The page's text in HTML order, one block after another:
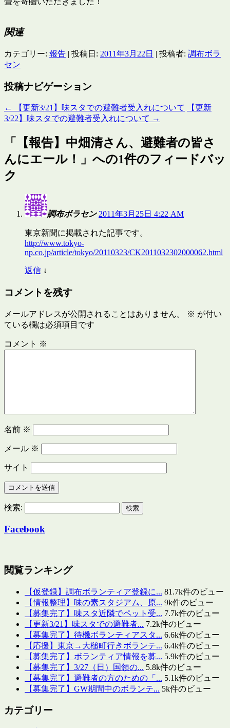
関連
カテゴリー: 報告 | 投稿日: 2011年3月22日 | 投稿者: 調布ボラ
セン
投稿ナビゲーション
← 【更新3/21】味スタでの避難者受入れについて
【更新
3/22】味スタでの避難者受入れについて →
「
【報告】中畑清さん、避難者の皆さ
んにエール！
」への1件のフィードバッ
ク
調布ボラセン 2011年3月25日 4:22 AM
東京新聞に掲載された記事です。
http://www.tokyo-
np.co.jp/article/tokyo/20110323/CK2011032302000062.html
返信 ↓
コメントを残す
メールアドレスが公開されることはありません。 ※ が付い
ている欄は必須項目です
コメント ※
名前 ※
メール ※
サイト
検索:
Facebook
閲覧ランキング
【仮登録】調布ボランティア登録に... 81.7k件のビュー
【情報整理】味の素スタジアム、原... 9k件のビュー
【募集完了】味スタ近隣でペット受... 7.7k件のビュー
【更新3/21】味スタでの避難者... 7.2k件のビュー
【募集完了】待機ボランティアスタ... 6.6k件のビュー
【応援】東京→大槌町行きボランテ... 6.4k件のビュー
【募集完了】ボランティア情報を募... 5.9k件のビュー
【募集完了】3/27（日）国領の... 5.8k件のビュー
【募集完了】避難者の方のための「... 5.1k件のビュー
【募集完了】GW期間中のボランテ... 5k件のビュー
カテゴリー